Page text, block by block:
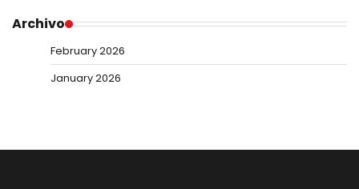
Archivo
February 2026
January 2026